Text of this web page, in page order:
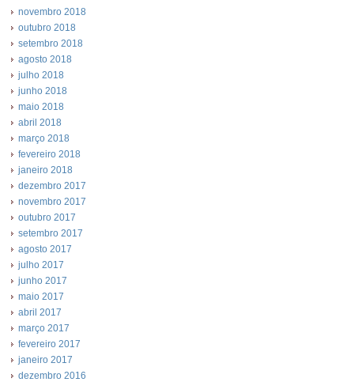
novembro 2018
outubro 2018
setembro 2018
agosto 2018
julho 2018
junho 2018
maio 2018
abril 2018
março 2018
fevereiro 2018
janeiro 2018
dezembro 2017
novembro 2017
outubro 2017
setembro 2017
agosto 2017
julho 2017
junho 2017
maio 2017
abril 2017
março 2017
fevereiro 2017
janeiro 2017
dezembro 2016